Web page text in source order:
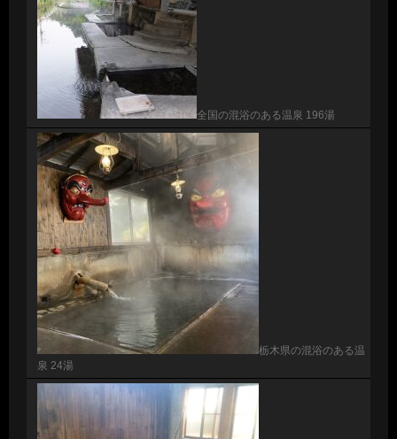
全国の混浴のある温泉 196湯
栃木県の混浴のある温
泉 24湯